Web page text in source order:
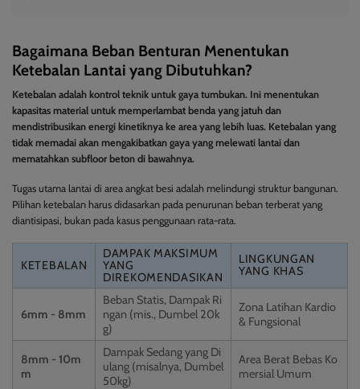
Bagaimana Beban Benturan Menentukan
Ketebalan Lantai yang Dibutuhkan?
Ketebalan adalah kontrol teknik untuk gaya tumbukan. Ini menentukan
kapasitas material untuk memperlambat benda yang jatuh dan
mendistribusikan energi kinetiknya ke area yang lebih luas. Ketebalan yang
tidak memadai akan mengakibatkan gaya yang melewati lantai dan
mematahkan subfloor beton di bawahnya.
Tugas utama lantai di area angkat besi adalah melindungi struktur bangunan.
Pilihan ketebalan harus didasarkan pada penurunan beban terberat yang
diantisipasi, bukan pada kasus penggunaan rata-rata.
KETEBALAN
DAMPAK MAKSIMUM
YANG
DIREKOMENDASIKAN
LINGKUNGAN
YANG KHAS
6mm - 8mm
Beban Statis, Dampak Ri
ngan (mis., Dumbel 20k
g)
Zona Latihan Kardio
& Fungsional
8mm - 10m
m
Dampak Sedang yang Di
ulang (misalnya, Dumbel
50kg)
Area Berat Bebas Ko
mersial Umum